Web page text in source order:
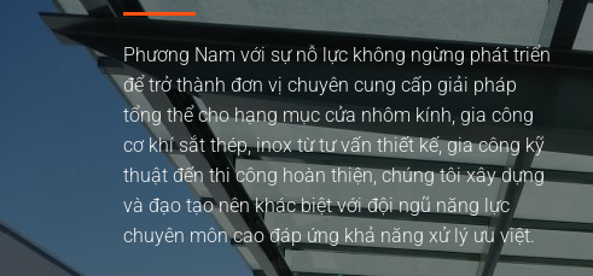
Phương Nam với sự nỗ lực không ngừng phát triển
để trở thành đơn vị chuyên cung cấp giải pháp
tổng thể cho hạng mục cửa nhôm kính, gia công
cơ khí sắt thép, inox từ tư vấn thiết kế, gia công kỹ
thuật đến thi công hoàn thiện, chúng tôi xây dựng
và đạo tạo nên khác biệt với đội ngũ năng lực
chuyên môn cao đáp ứng khả năng xử lý ưu việt.